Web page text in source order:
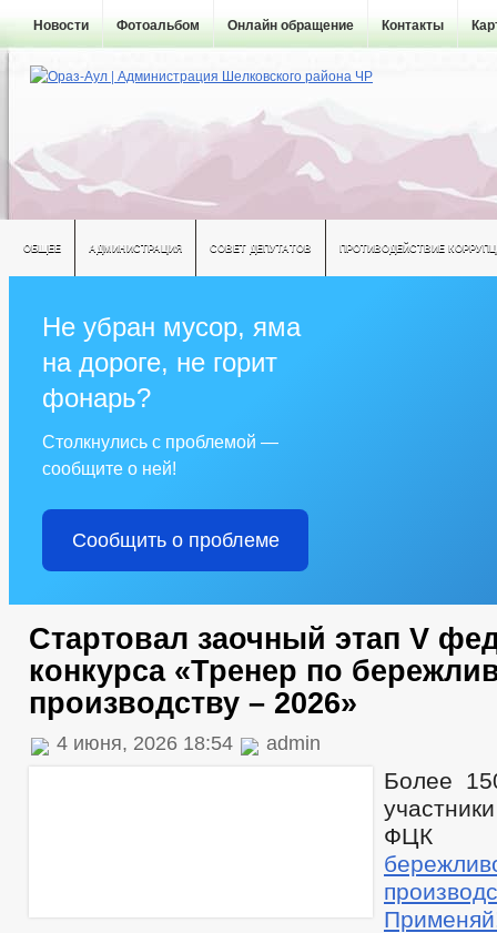
Новости Фотоальбом Онлайн обращение Контакты
ОБЩЕЕ АДМИНИСТРАЦИЯ СОВЕТ ДЕПУТАТОВ ПРОТИВОДЕЙСТВИЕ
Не убран мусор, яма
на дороге, не горит
фонарь?
Столкнулись с проблемой —
сообщите о ней!
Сообщить о проблеме
Стартовал заочный этап V
конкурса «Тренер по
производству – 2026»
4 июня, 2026 18:54 admin
Более